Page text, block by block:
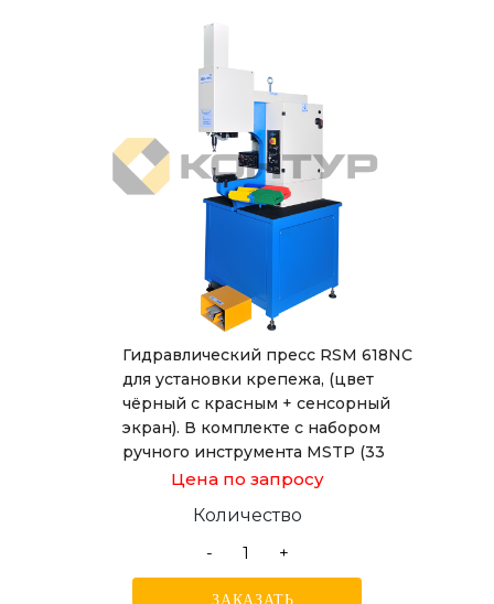
Гидравлический пресс RSM 618NC
для установки крепежа, (цвет
чёрный с красным + сенсорный
экран). В комплекте с набором
ручного инструмента MSTP (33
предмета).Цена по запросу
Количество
-
+
ЗАКАЗАТЬ